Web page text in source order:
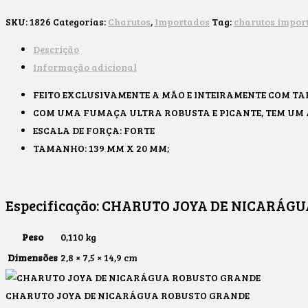
SKU:1826 Categorias: Charutos, Importados Tag: charutos
Descrição
Informação adicional
FEITO EXCLUSIVAMENTE A MÃO E INTEIRAMENTE COM
COM UMA FUMAÇA ULTRA ROBUSTA E PICANTE, TEM
ESCALA DE FORÇA: FORTE
TAMANHO: 139 MM X 20 MM;
Especificação:CHARUTO JOYA DE
Peso
0,110 kg
Dimensões 2,8 × 7,5 × 14,9 cm
CHARUTO JOYA DE NICARÁGUA ROBUSTO GRANDE